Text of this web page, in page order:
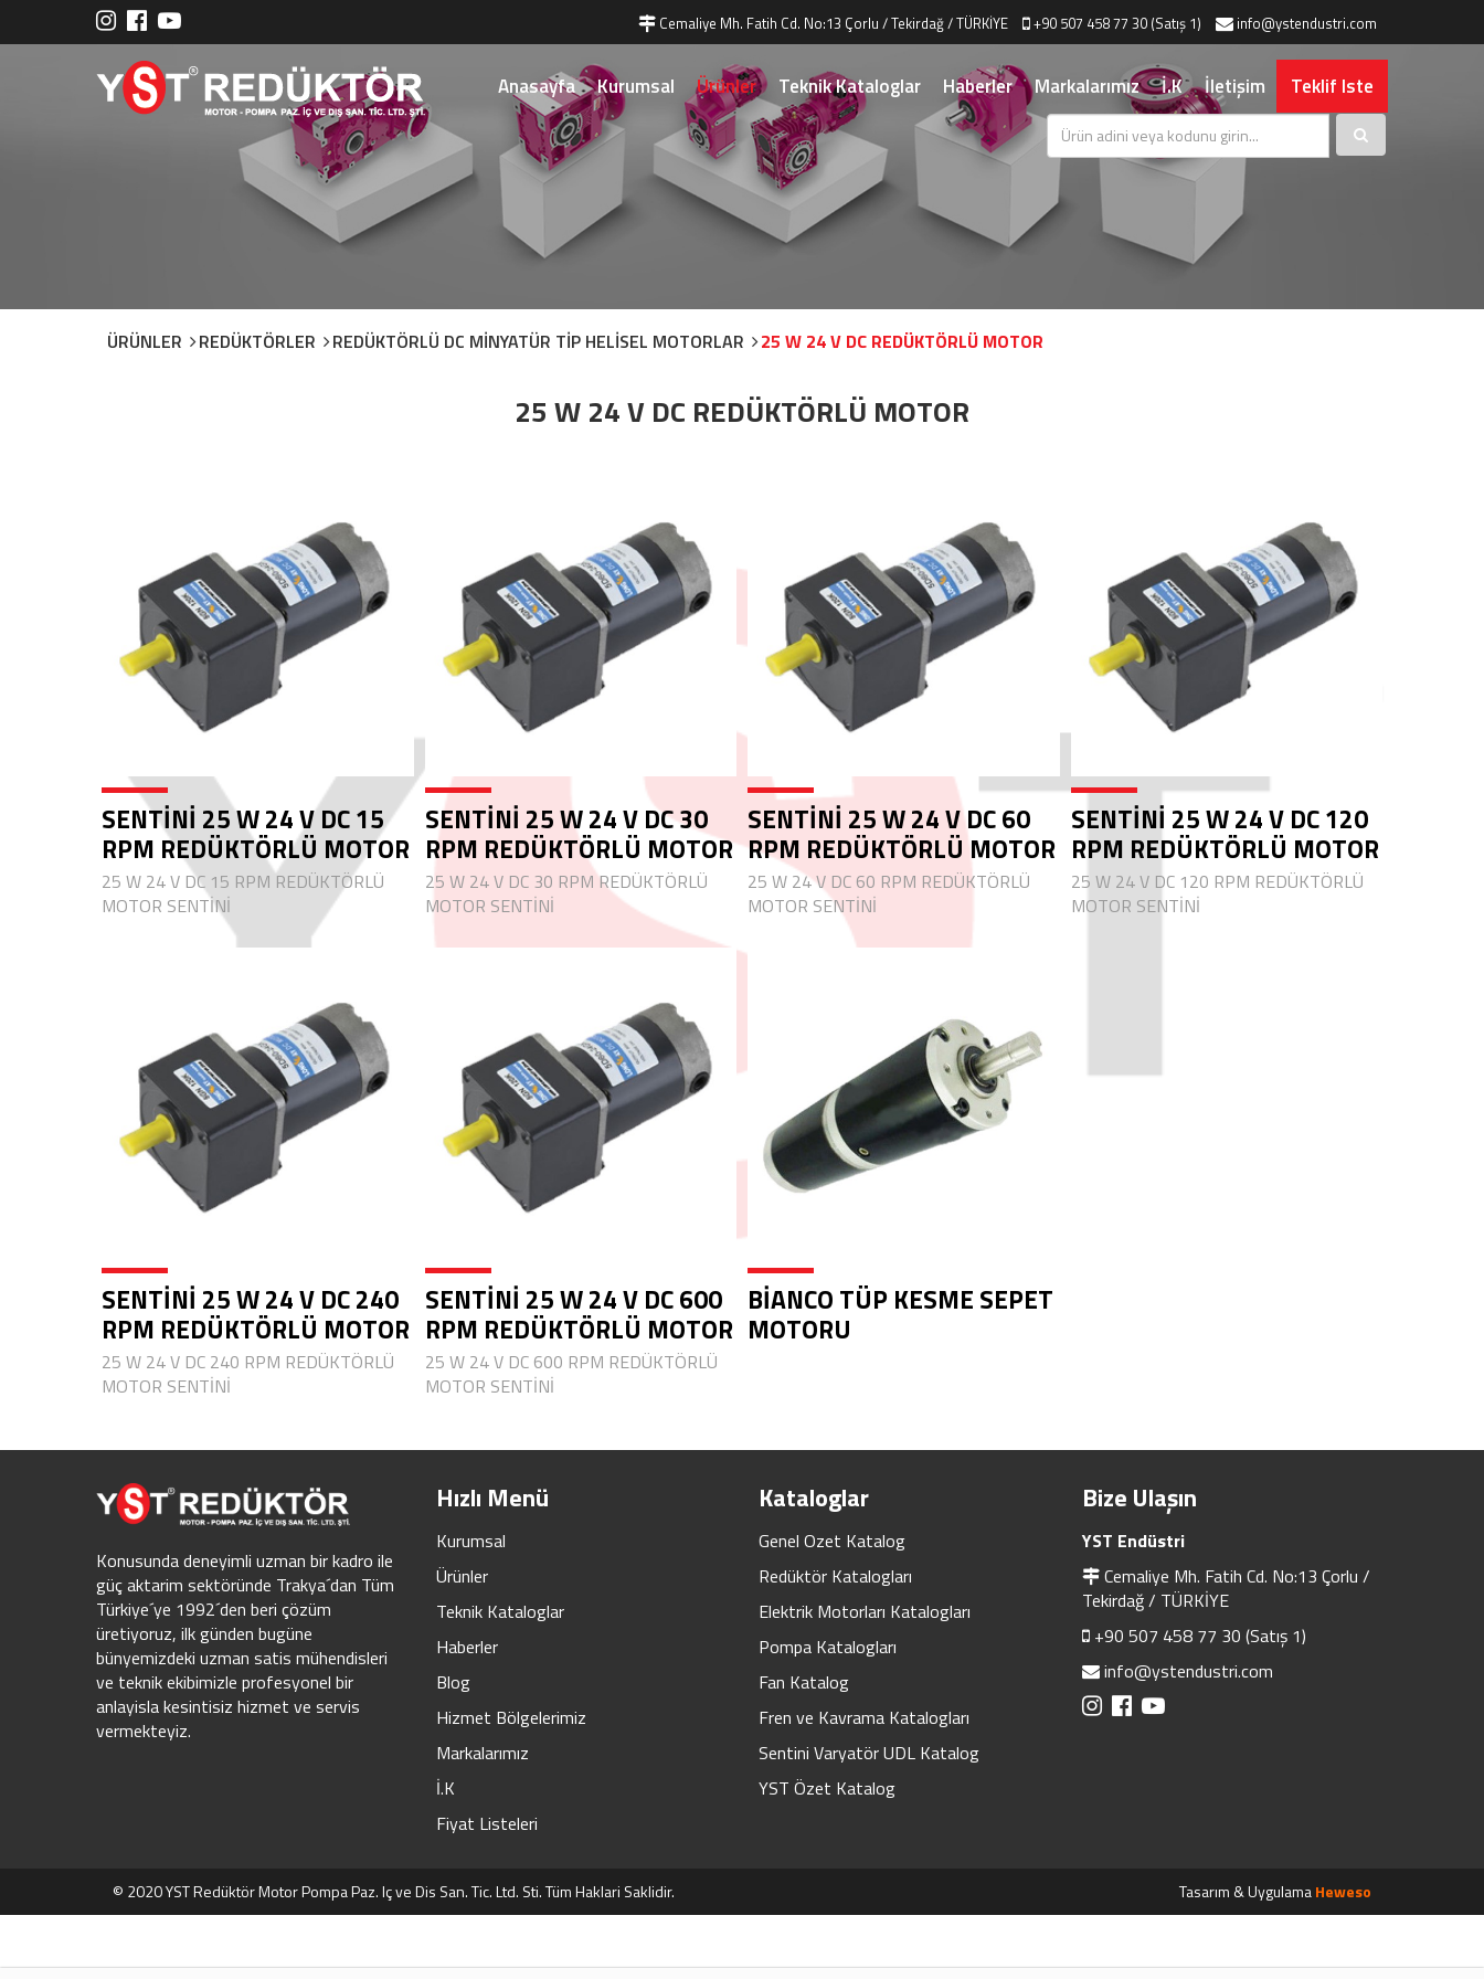
Cemaliye Mh. Fatih Cd. No:13 Çorlu / Tekirdağ / TÜRKİYE +90 507 458 77 30 (Satış 1) info@ystendustri.com
Anasayfa Kurumsal Ürünler Teknik Kataloglar Haberler Markalarımız İ.K İletişim Teklif Iste
ÜRÜNLER REDÜKTÖRLER REDÜKTÖRLÜ DC MİNYATÜR TİP HELİSEL MOTORLAR 25 W 24 V DC REDÜKTÖRLÜ MOTOR
25 W 24 V DC REDÜKTÖRLÜ MOTOR
SENTİNİ 25 W 24 V DC 15
RPM REDÜKTÖRLÜ MOTOR
25 W 24 V DC 15 RPM REDÜKTÖRLÜ
MOTOR SENTİNİ
SENTİNİ 25 W 24 V DC 30
RPM REDÜKTÖRLÜ MOTOR
25 W 24 V DC 30 RPM REDÜKTÖRLÜ
MOTOR SENTİNİ
SENTİNİ 25 W 24 V DC 60
RPM REDÜKTÖRLÜ MOTOR
25 W 24 V DC 60 RPM REDÜKTÖRLÜ
MOTOR SENTİNİ
SENTİNİ 25 W 24 V DC 120
RPM REDÜKTÖRLÜ MOTOR
25 W 24 V DC 120 RPM REDÜKTÖRLÜ
MOTOR SENTİNİ
SENTİNİ 25 W 24 V DC 240
RPM REDÜKTÖRLÜ MOTOR
25 W 24 V DC 240 RPM REDÜKTÖRLÜ
MOTOR SENTİNİ
SENTİNİ 25 W 24 V DC 600
RPM REDÜKTÖRLÜ MOTOR
25 W 24 V DC 600 RPM REDÜKTÖRLÜ
MOTOR SENTİNİ
BİANCO TÜP KESME SEPET
MOTORU
Konusunda deneyimli uzman bir kadro ile
güç aktarim sektöründe Trakya´dan Tüm
Türkiye´ye 1992´den beri çözüm
üretiyoruz, ilk günden bugüne
bünyemizdeki uzman satis mühendisleri
ve teknik ekibimizle profesyonel bir
anlayisla kesintisiz hizmet ve servis
vermekteyiz.
Hızlı Menü
Kurumsal
Ürünler
Teknik Kataloglar
Haberler
Blog
Hizmet Bölgelerimiz
Markalarımız
İ.K
Fiyat Listeleri
Kataloglar
Genel Ozet Katalog
Redüktör Katalogları
Elektrik Motorları Katalogları
Pompa Katalogları
Fan Katalog
Fren ve Kavrama Katalogları
Sentini Varyatör UDL Katalog
YST Özet Katalog
Bize Ulaşın
YST Endüstri
Cemaliye Mh. Fatih Cd. No:13 Çorlu /
Tekirdağ / TÜRKİYE
+90 507 458 77 30 (Satış 1)
info@ystendustri.com
© 2020 YST Redüktör Motor Pompa Paz. Iç ve Dis San. Tic. Ltd. Sti. Tüm Haklari Saklidir. Tasarım & UygulamaHeweso